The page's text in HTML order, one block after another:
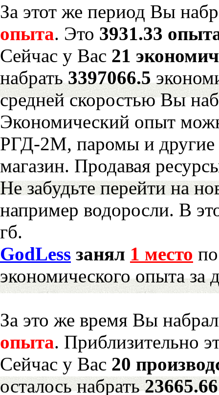
За этот же период Вы
опыта. Это 3931.33
Сейчас у Вас 21
набрать3397066.5
средней скоростью Вы
Экономический опыт
РГД-2М, паромы и другие
магазин. Продавая
Не забудьте перейти на
например водоросли. В
гб.
GodLess занял 1 место
экономического опыта за
За это же время Вы
опыта. Приблизительно
Сейчас у Вас 20
осталось набрать